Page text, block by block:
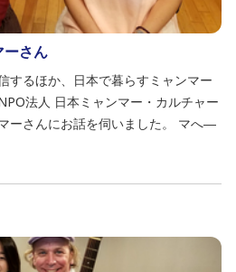
ーさん
するほか、日本で暮らすミャンマー
法人 日本ミャンマー・カルチャー
ーさんにお話を伺いました。 マへ―